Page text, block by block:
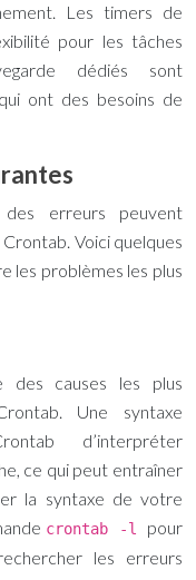
Les timers de
pour les tâches
dédiés sont
ont des besoins de
des erreurs peuvent
Voici quelques
les problèmes les plus
des causes les plus
Une syntaxe
d’interpréter
ce qui peut entraîner
la syntaxe de votre
crontab -l pour
les erreurs